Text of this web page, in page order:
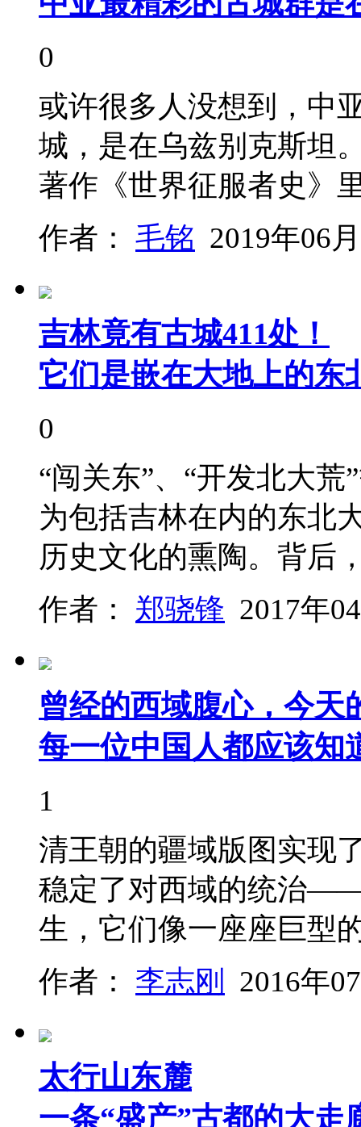
0
或许很多人没想到，中
城，是在乌兹别克斯坦
著作《世界征服者史
作者： 毛铭 2019年06
吉林竟有古城411处！
它们是嵌在大地上的东
0
“闯关东”、“开发北大
为包括吉林在内的东北
历史文化的熏陶。背
作者： 郑骁锋 2017年
曾经的西域腹心，今天
每一位中国人都应该知
1
清王朝的疆域版图实现
稳定了对西域的统治
生，它们像一座座巨
作者： 李志刚 2016年
太行山东麓
一条“盛产”古都的大走